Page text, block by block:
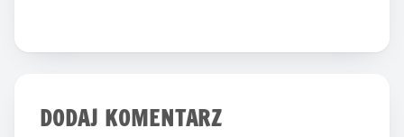
DODAJ KOMENTARZ